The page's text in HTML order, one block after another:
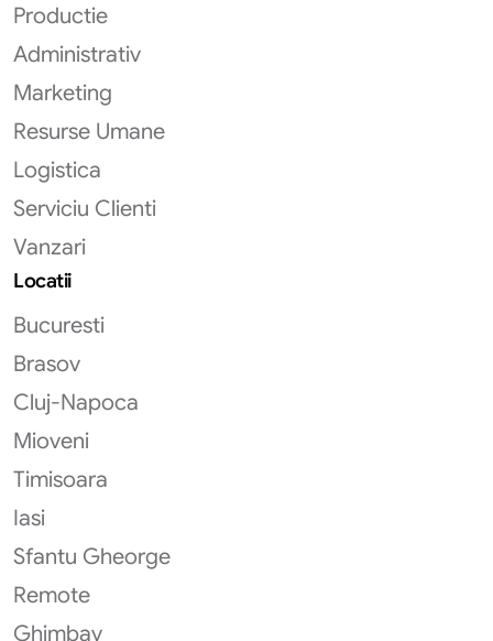
Productie
Administrativ
Marketing
Resurse Umane
Logistica
Serviciu Clienti
Vanzari
Locatii
Bucuresti
Brasov
Cluj-Napoca
Mioveni
Timisoara
Iasi
Sfantu Gheorge
Remote
Ghimbav